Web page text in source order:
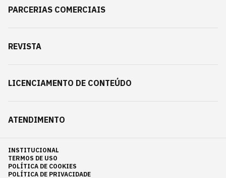
PARCERIAS COMERCIAIS
REVISTA
LICENCIAMENTO DE CONTEÚDO
ATENDIMENTO
INSTITUCIONAL
TERMOS DE USO
POLÍTICA DE COOKIES
POLÍTICA DE PRIVACIDADE